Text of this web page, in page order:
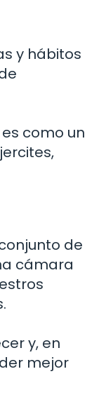
y hábitos
como un
de
cámara
y, en
mejor